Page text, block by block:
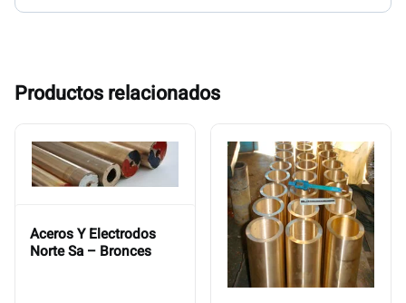
Productos relacionados
Aceros Y Electrodos
Norte Sa – Bronces